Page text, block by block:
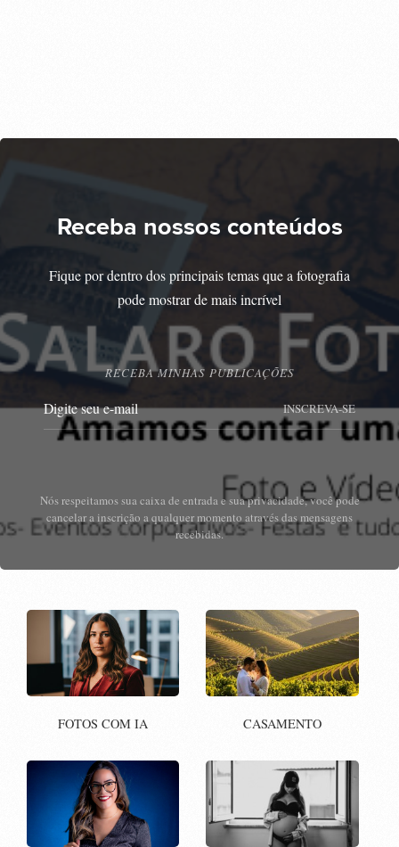
Receba nossos conteúdos
Fique por dentro dos principais temas que a fotografia
pode mostrar de mais incrível
RECEBA MINHAS PUBLICAÇÕES
INSCREVA-SE
Nós respeitamos sua caixa de entrada e sua privacidade, você pode
cancelar a inscrição a qualquer momento através das mensagens
recebidas.
FOTOS COM IA CASAMENTO